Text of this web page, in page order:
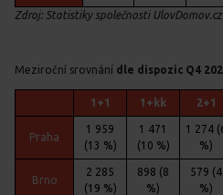
Zdroj: Statistiky společnosti
Meziroční srovnání dle dispozic Q4
1+1 1+kk 2+1
Praha
1 959
(13 %)
1 471
(10 %)
1 274
%)
Brno
2 285
(19 %)
898 (8
%)
579 (4
%)